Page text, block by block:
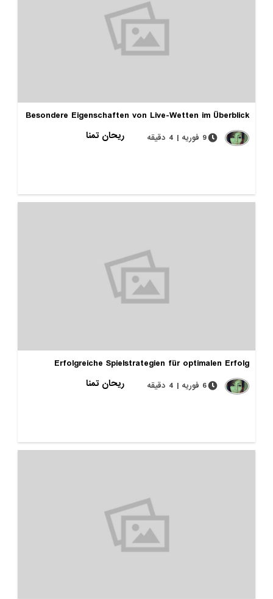
Besondere Eigenschaften von Live-Wetten im Überblick
ریحان تمنا
9 فوریه | 4 دقیقه
Erfolgreiche Spielstrategien für optimalen Erfolg
ریحان تمنا
6 فوریه | 4 دقیقه